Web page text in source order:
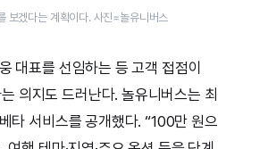
보겠다는 계획이다. 사진=놀유니버스
대표를 선임하는 등 고객 접점이
의지도 드러난다. 놀유니버스는 최
타 서비스를 공개했다. “100만 원으